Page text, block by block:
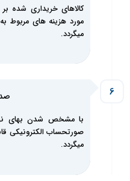
کالاهای خریداری شده بر
مورد هزینه های مربوط به
میگردد.
صدور
با مشخص شدن بهای نهایی
صورتحساب الکترونیکی قابل
میگردد.